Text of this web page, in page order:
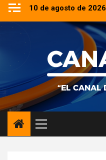
Saltar
contenido
10 de agosto de 2026
Menú
principal